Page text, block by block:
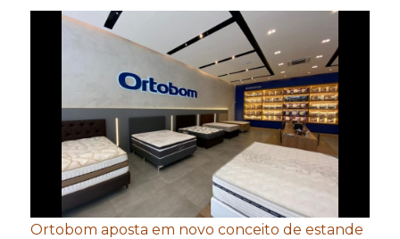
Ortobom aposta em novo conceito de estande